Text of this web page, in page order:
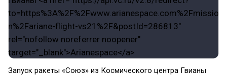
Запуск ракеты «Союз» из Космического центра Гвианы